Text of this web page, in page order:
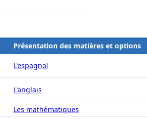
Présentation des matières et options
L'espagnol
L'anglais
Les mathématiques